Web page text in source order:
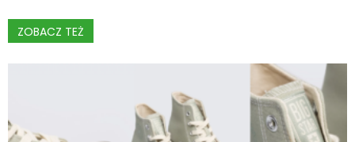
ZOBACZ TEŻ